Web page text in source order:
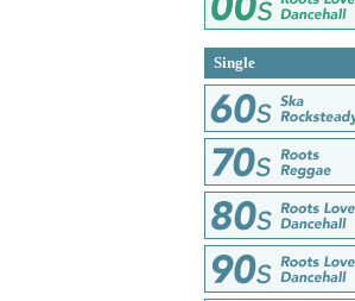
Single